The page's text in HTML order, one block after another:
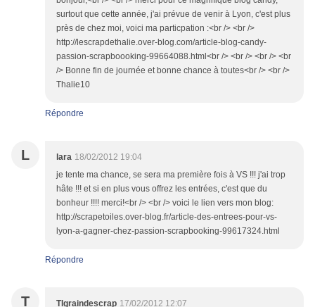
surtout que cette année, j'ai prévue de venir à Lyon, c'est plus
près de chez moi, voici ma particpation :<br /> <br />
http://lescrapdethalie.over-blog.com/article-blog-candy-
passion-scrapboooking-99664088.html<br /> <br /> <br /> <br
/> Bonne fin de journée et bonne chance à toutes<br /> <br />
Thalie10
Répondre
L lara 18/02/2012 19:04
je tente ma chance, se sera ma première fois à VS !!! j'ai trop
hâte !!! et si en plus vous offrez les entrées, c'est que du
bonheur !!!! merci!<br /> <br /> voici le lien vers mon blog:
http://scrapetoiles.over-blog.fr/article-des-entrees-pour-vs-
lyon-a-gagner-chez-passion-scrapbooking-99617324.html
Répondre
T TIgraindescrap 17/02/2012 12:07